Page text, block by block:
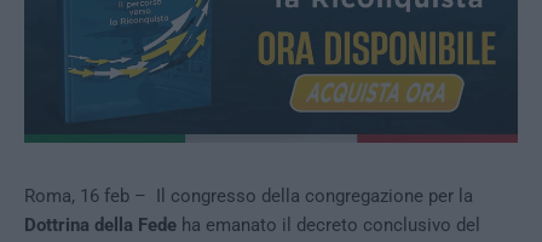
Roma, 16 feb – Il congresso della congregazione per la
Dottrina della Fede ha emanato il decreto conclusivo del